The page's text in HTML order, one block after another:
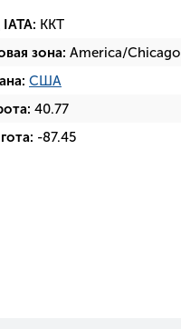
KKT
зона: America/Chicago
США
40.77
-87.45